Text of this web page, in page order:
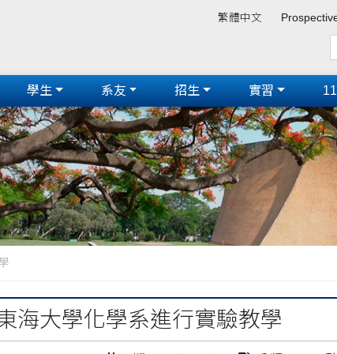
繁體中文
學生 系友 招生 實習
海大學化學系進行實驗教學